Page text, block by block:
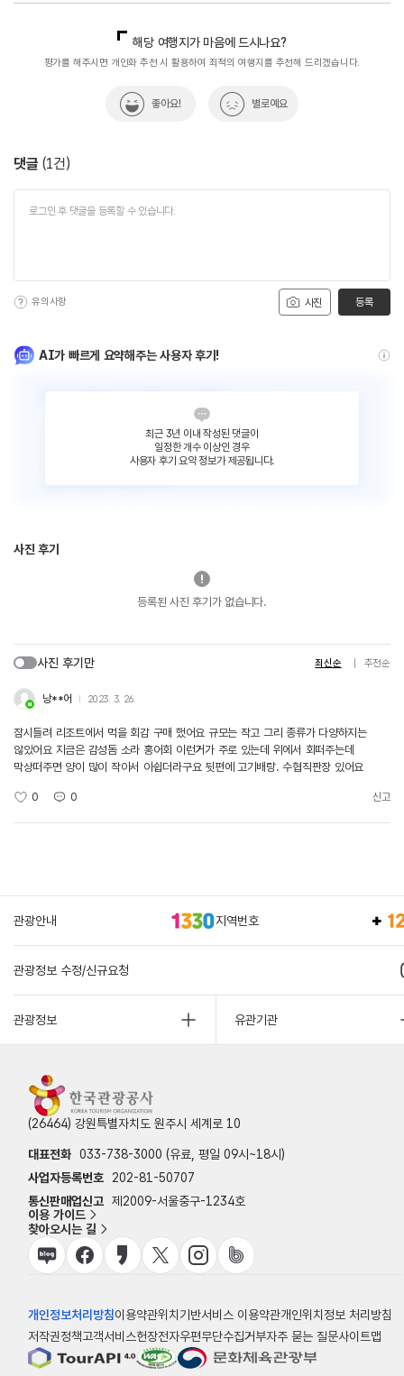
해당 여행지가 마음에 드시나요?
평가를 해주시면 개인화 추천 시 활용하여 최적의 여행지를 추천해 드리겠습니다.
좋아요! 별로예요
댓글 (1건)
사진
유의사항 등록
AI가 빠르게 요약해주는 사용자 후기!
최근 3년 이내 작성된 댓글이
일정한 개수 이상인 경우
사용자 후기 요약 정보가 제공됩니다.
사진 후기
등록된 사진 후기가 없습니다.
사진 후기만 최신순 추천순
낭**어 2023. 3. 26.
잠시들려 리조트에서 먹을 회감 구매 했어요 규모는 작고 그리 종류가 다양하지는
않았어요 지금은 감성돔 소라 홍어회 이런거가 주로 있는데 위에서 회떠주는데
막상떠주면 양이 많이 작아서 아쉽더라구요 뒷편에 고기배랑. 수협직판장 있어요
0 0 신고
관광안내 지역번호
관광정보 수정/신규요청
관광정보 유관기관
(26464) 강원특별자치도 원주시 세계로 10
대표전화 033-738-3000 (유료, 평일 09시~18시)
사업자등록번호
202-81-50707
통신판매업신고 제2009-서울중구-1234호
이용 가이드
찾아오시는 길
개인정보처리방침이용약관위치기반서비스 이용약관개인위치정보 처리방침
저작권정책고객서비스헌장전자우편무단수집거부자주 묻는 질문사이트맵